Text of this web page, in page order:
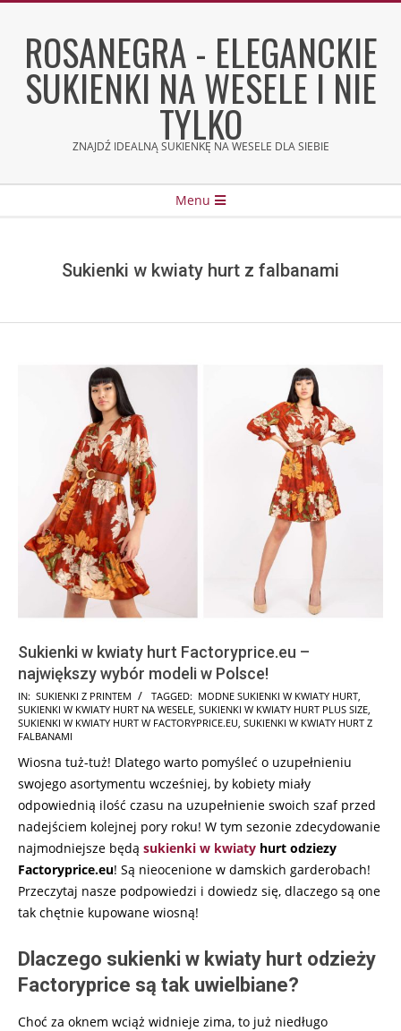
contentROSANEGRA - ELEGANCKIE
SUKIENKI NA WESELE I NIE
TYLKO
ZNAJDŹ IDEALNĄ SUKIENKĘ NA WESELE DLA SIEBIE
Menu
Sukienki w kwiaty hurt z falbanami
Sukienki w kwiaty hurt Factoryprice.eu –
największy wybór modeli w Polsce!
2025-
08-
22
IN: SUKIENKI Z PRINTEM TAGGED: MODNE SUKIENKI W KWIATY HURT
SUKIENKI W KWIATY HURT NA WESELE SUKIENKI W KWIATY HURT PLUS SIZE
SUKIENKI W KWIATY HURT W FACTORYPRICE.EU SUKIENKI W KWIATY HURT Z
FALBANAMI
Wiosna tuż-tuż! Dlatego warto pomyśleć o uzupełnieniu
swojego asortymentu wcześniej, by kobiety miały
odpowiednią ilość czasu na uzupełnienie swoich szaf przed
nadejściem kolejnej pory roku! W tym sezonie zdecydowanie
najmodniejsze będą sukienki w kwiaty hurt odziezy
Factoryprice.eu! Są nieocenione w damskich garderobach!
Przeczytaj nasze podpowiedzi i dowiedz się, dlaczego są one
tak chętnie kupowane wiosną!
Dlaczego sukienki w kwiaty hurt odzieży
Factoryprice są tak uwielbiane?
Choć za oknem wciąż widnieje zima, to już niedługo